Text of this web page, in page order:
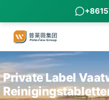
Private Label